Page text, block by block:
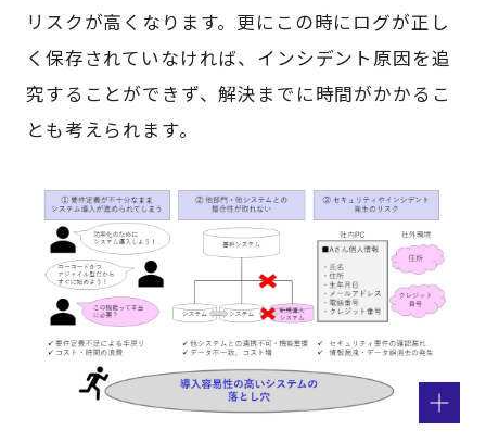
リスクが高くなります。更にこの時にログが正し
く保存されていなければ、インシデント原因を追
究することができず、解決までに時間がかかる こ
とも考えられます。